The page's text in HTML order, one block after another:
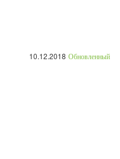
10.12.2018 Обновленный